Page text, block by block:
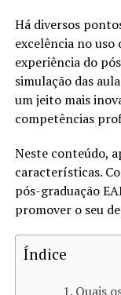
Há diversos
excelência no
experiência do
simulação das
um jeito mais
competências
Neste conteúdo,
características.
pós-graduação
promover o seu
Índice
Quais